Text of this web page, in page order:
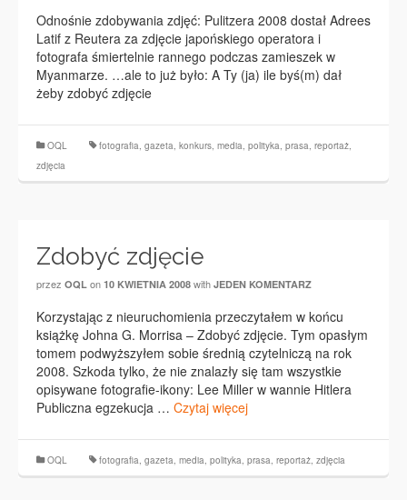
Odnośnie zdobywania zdjęć: Pulitzera 2008 dostał Adrees
Latif z Reutera za zdjęcie japońskiego operatora i
fotografa śmiertelnie rannego podczas zamieszek w
Myanmarze. …ale to już było: A Ty (ja) ile byś(m) dał
żeby zdobyć zdjęcie
OQL fotografia, gazeta, konkurs, media, polityka, prasa, reportaż,
zdjęcia
Zdobyć zdjęcie
przez OQL on 10 KWIETNIA 2008 with JEDEN KOMENTARZ
Korzystając z nieuruchomienia przeczytałem w końcu
książkę Johna G. Morrisa – Zdobyć zdjęcie. Tym opasłym
tomem podwyższyłem sobie średnią czytelniczą na rok
2008. Szkoda tylko, że nie znalazły się tam wszystkie
opisywane fotografie-ikony: Lee Miller w wannie Hitlera
Publiczna egzekucja … Czytaj więcej
OQL fotografia, gazeta, media, polityka, prasa, reportaż, zdjęcia